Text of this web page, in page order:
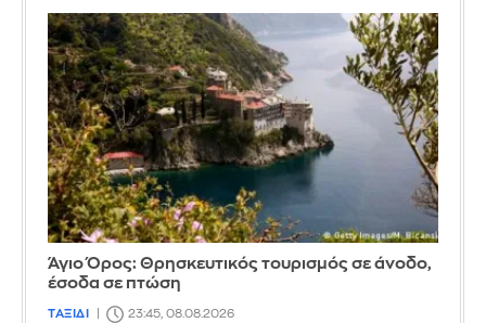
Άγιο Όρος: Θρησκευτικός τουρισμός σε άνοδο,
έσοδα σε πτώση
ΤΑΞΙΔΙ 23:45, 08.08.2026